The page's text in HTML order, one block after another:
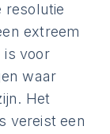
resolutie
extreem
is voor
waar
Het
vereist een